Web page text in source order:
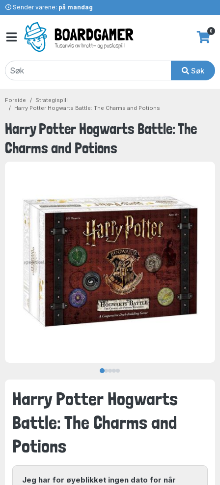
Sender varene: på mandag
Søk
0
Forside
Strategispill
Harry Potter Hogwarts Battle: The Charms and Potions
Harry Potter Hogwarts Battle: The
Charms and Potions
Harry Potter Hogwarts
Battle: The Charms and
Potions
Jeg har for øyeblikket ingen dato for når